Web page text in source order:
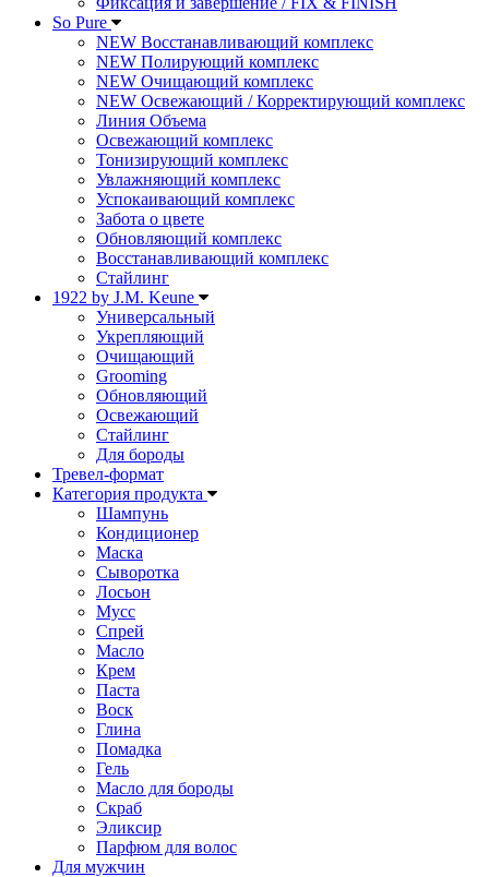
So Pure
NEW Восстанавливающий комплекс
NEW Полирующий комплекс
NEW Очищающий комплекс
NEW Освежающий / Корректирующий комплекс
Линия Объема
Освежающий комплекс
Тонизирующий комплекс
Увлажняющий комплекс
Успокаивающий комплекс
Забота о цвете
Обновляющий комплекс
Восстанавливающий комплекс
Стайлинг
1922 by J.M. Keune
Универсальный
Укрепляющий
Очищающий
Grooming
Обновляющий
Освежающий
Стайлинг
Для бороды
Тревел-формат
Категория продукта
Шампунь
Кондиционер
Маска
Сыворотка
Лосьон
Мусс
Спрей
Масло
Крем
Паста
Воск
Глина
Помадка
Гель
Масло для бороды
Cкраб
Эликсир
Парфюм для волос
Для мужчин